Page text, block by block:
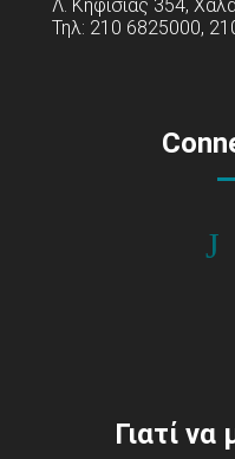
Λ. Κηφισίας 354,
Τηλ: 210 6825000,
Γιατί να